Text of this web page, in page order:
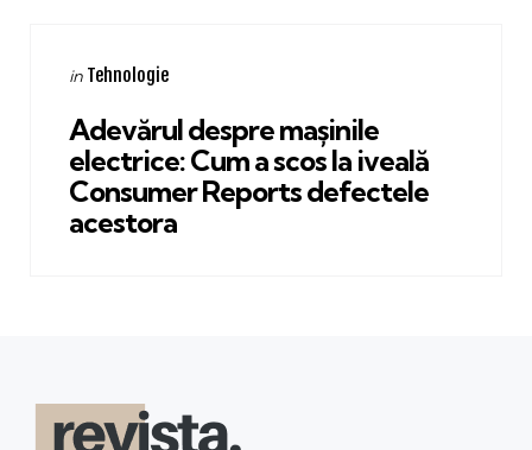
Categories
Posted
in Tehnologie
Adevărul despre mașinile
electrice: Cum a scos la iveală
Consumer Reports defectele
acestora